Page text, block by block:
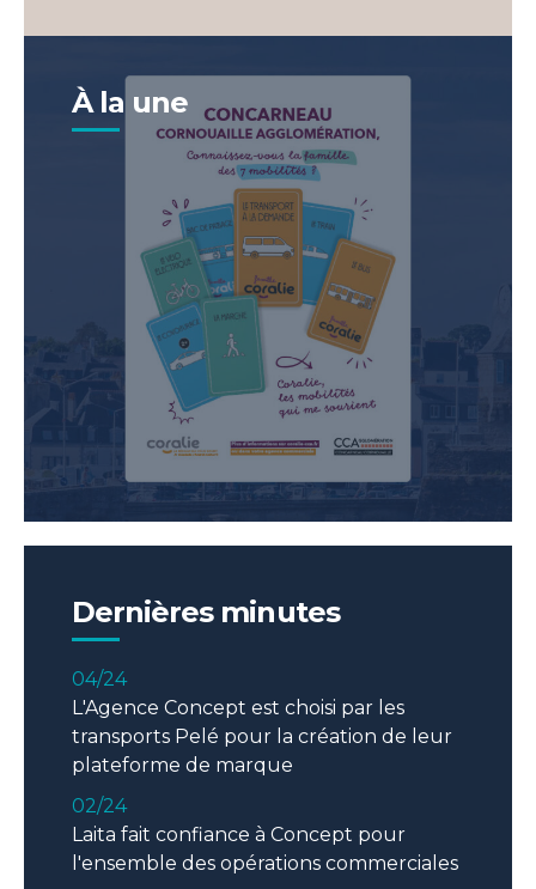
À la une
Dernières minutes
L'Agence Concept est choisi par les
transports Pelé pour la création de leur
plateforme de marque
Laita fait confiance à Concept pour
l'ensemble des opérations commerciales
La DIR OUEST renouvelle un contrat de
4 ans avec l'Agence Concept
12/23
L'agence Concept est retenue pour la
création d'une plateforme numérique
pour la ville de Quimper.
04/24
transports Pelé pour la création de leur
plateforme de marque
02/24
l'ensemble des opérations commerciales
01/24